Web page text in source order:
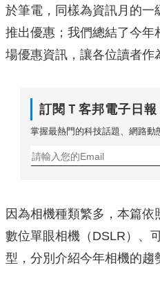
於筆電，同樣為資訊月的一
推出優惠；我們總結了今年
場優惠資訊，讓各位讀者作
訂閱Ｔ客邦電子日報
掌握最熱門的科技話題、網路動
因為相機種類繁多，本篇依
數位單眼相機（DSLR）、
型，分別介紹今年相機的趨